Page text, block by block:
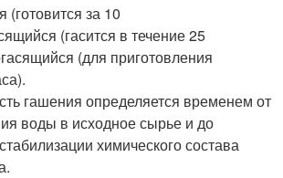
за 10
(гасится в течение 25
(для приготовления
гашения определяется временем от
воды в исходное сырье и до
химического состава